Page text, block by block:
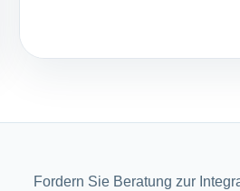
Fordern Sie Beratung zur